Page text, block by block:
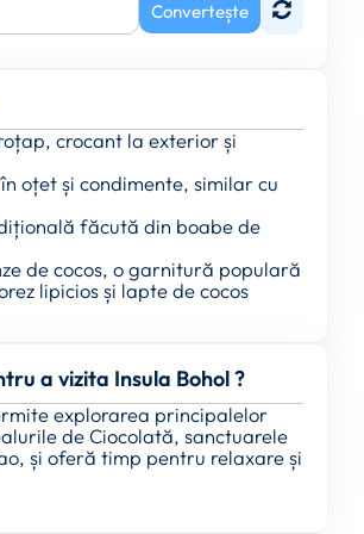
Convertește
crocant la exterior și
oțet și condimente, similar cu
făcută din boabe de
de cocos, o garnitură populară
lipicios și lapte de cocos
a vizita Insula Bohol ?
explorarea principalelor
de Ciocolată, sanctuarele
și oferă timp pentru relaxare și